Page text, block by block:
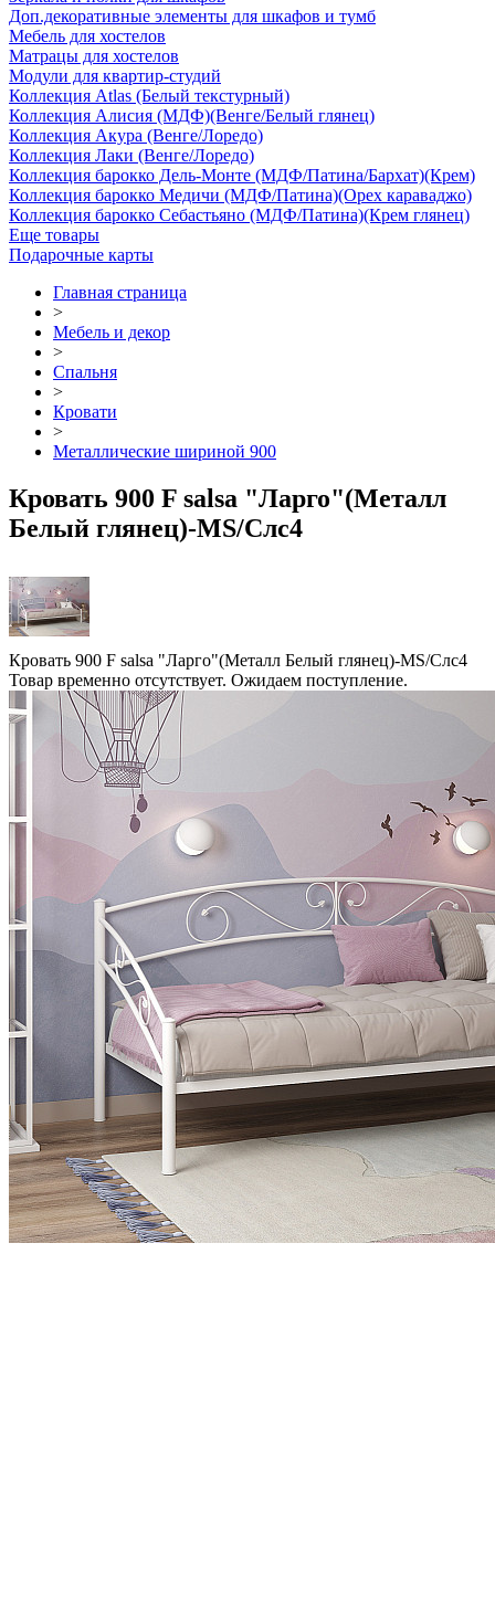
Доп.декоративные элементы для шкафов и тумб
Мебель для хостелов
Матрацы для хостелов
Модули для квартир-студий
Коллекция Atlas (Белый текстурный)
Коллекция Алисия (МДФ)(Венге/Белый глянец)
Коллекция Акура (Венге/Лоредо)
Коллекция Лаки (Венге/Лоредо)
Коллекция барокко Дель-Монте (МДФ/Патина/Бархат)(Крем)
Коллекция барокко Медичи (МДФ/Патина)(Орех караваджо)
Коллекция барокко Себастьяно (МДФ/Патина)(Крем глянец)
Еще товары
Подарочные карты
Главная страница
>
Мебель и декор
>
Спальня
>
Кровати
>
Металлические шириной 900
Кровать 900 F salsa "Ларго"(Металл
Белый глянец)-MS/Слс4
Кровать 900 F salsa "Ларго"(Металл Белый глянец)-MS/Слс4
Товар временно отсутствует. Ожидаем поступление.